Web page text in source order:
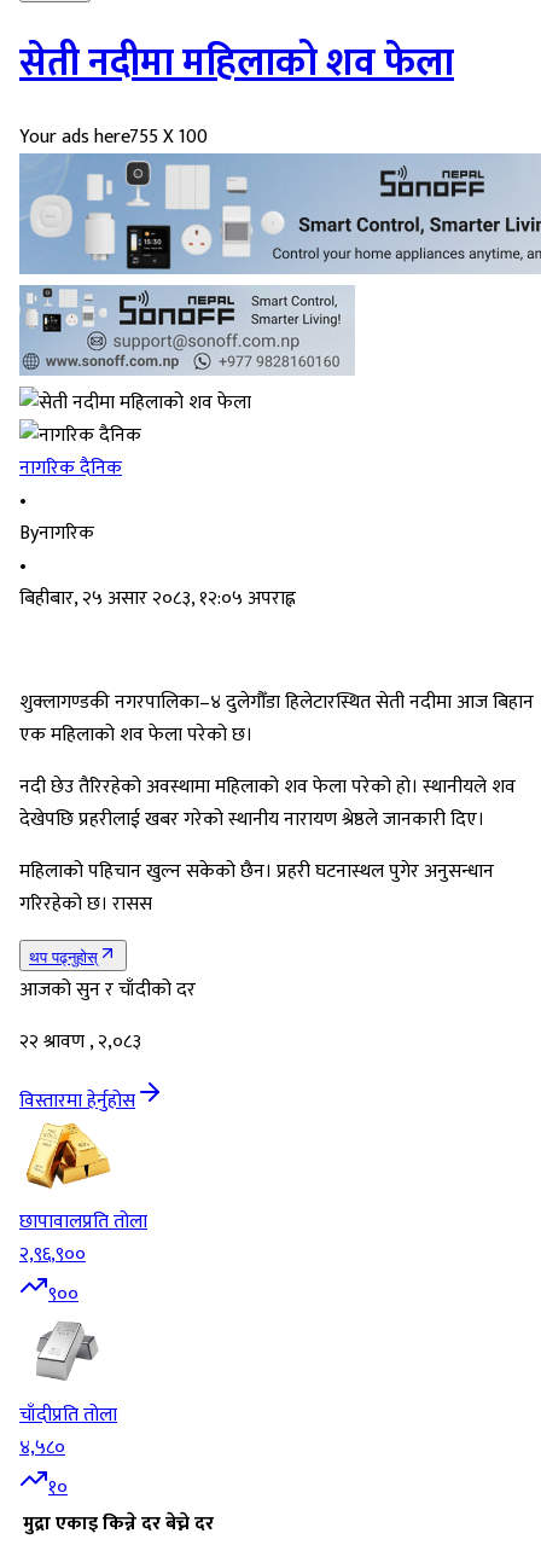
सेती नदीमा महिलाको शव फेला
Your ads here755 X 100
नागरिक दैनिक
•
Byनागरिक
•
बिहीबार, २५ असार २०८३, १२:०५ अपराह्न
शुक्लागण्डकी नगरपालिका–४ दुलेगौँडा हिलेटारस्थित सेती नदीमा आज बिहान
एक महिलाको शव फेला परेको छ।
नदी छेउ तैरिरहेको अवस्थामा महिलाको शव फेला परेको हो। स्थानीयले शव
देखेपछि प्रहरीलाई खबर गरेको स्थानीय नारायण श्रेष्ठले जानकारी दिए।
महिलाको पहिचान खुल्न सकेको छैन। प्रहरी घटनास्थल पुगेर अनुसन्धान
गरिरहेको छ। रासस
थप पढ्नुहोस्
आजको सुन र चाँदीको दर
२२ श्रावण , २,०८३
विस्तारमा हेर्नुहोस
छापावालप्रति तोला
२,९६,९००
९००
चाँदीप्रति तोला
४,५८०
१०
मुद्राएकाइकिन्ने दरबेच्ने दर